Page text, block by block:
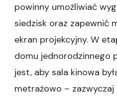
powinny umożliwiać
siedzisk oraz zapewnić
ekran projekcyjny. W
domu jednorodzinnego
jest, aby sala kinowa
metrażowo – zazwyczaj